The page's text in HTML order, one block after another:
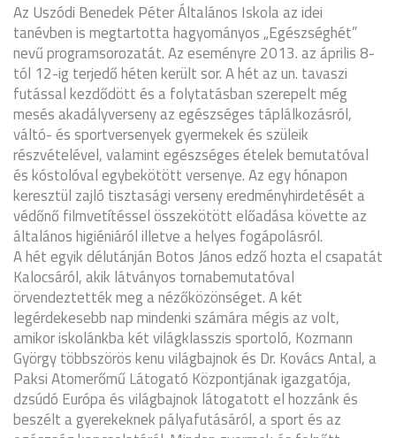
Az Uszódi Benedek Péter Általános Iskola az idei
tanévben is megtartotta hagyományos „Egészséghét”
nevű programsorozatát. Az eseményre 2013. az április 8-
tól 12-ig terjedő héten került sor. A hét az un. tavaszi
futással kezdődött és a folytatásban szerepelt még
mesés akadályverseny az egészséges táplálkozásról,
váltó- és sportversenyek gyermekek és szüleik
részvételével, valamint egészséges ételek bemutatóval
és kóstolóval egybekötött versenye. Az egy hónapon
keresztül zajló tisztasági verseny eredményhirdetését a
védőnő filmvetítéssel összekötött előadása követte az
általános higiéniáról illetve a helyes fogápolásról.
A hét egyik délutánján Botos János edző hozta el csapatát
Kalocsáról, akik látványos tornabemutatóval
örvendeztették meg a nézőközönséget. A két
legérdekesebb nap mindenki számára mégis az volt,
amikor iskolánkba két világklasszis sportoló, Kozmann
György többszörös kenu világbajnok és Dr. Kovács Antal, a
Paksi Atomerőmű Látogató Központjának igazgatója,
dzsúdó Európa és világbajnok látogatott el hozzánk és
beszélt a gyerekeknek pályafutásáról, a sport és az